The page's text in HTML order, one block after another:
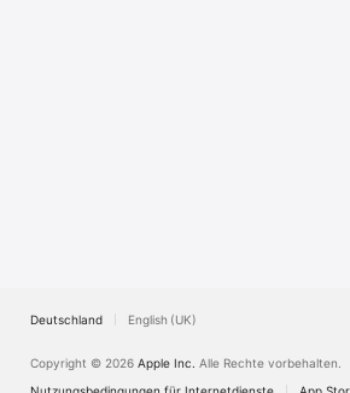
Deutschland English (UK)
Copyright © 2026 Apple Inc. Alle Rechte vorbehalten.